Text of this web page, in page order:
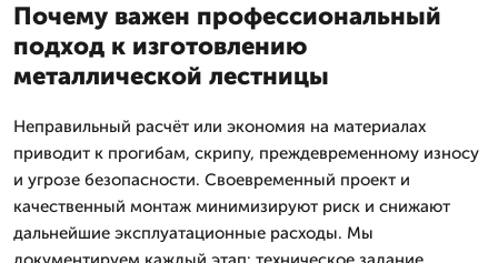
Почему важен профессиональный
подход к изготовлению
металлической лестницы
Неправильный расчёт или экономия на материалах
приводит к прогибам, скрипу, преждевременному износу
и угрозе безопасности. Своевременный проект и
качественный монтаж минимизируют риск и снижают
дальнейшие эксплуатационные расходы. Мы